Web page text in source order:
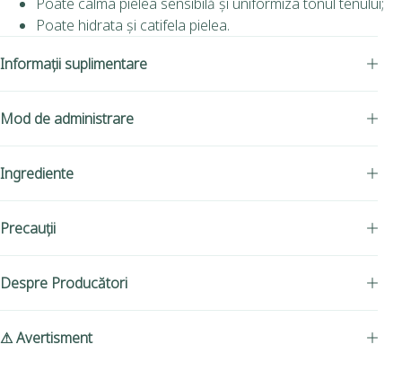
Poate hidrata și catifela pielea.
Informații suplimentare
Mod de administrare
Ingrediente
Precauții
Despre Producători
⚠ Avertisment